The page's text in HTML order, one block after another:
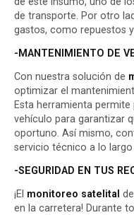
de transporte. Por otro
gastos, como repuestos
-MANTENIMIENTO DE
Con nuestra solución de
optimizar el
Esta herramienta
vehículo para garantizar
oportuno. Así mismo,
servicio técnico a lo
-SEGURIDAD EN TUS
¡El monitoreo satelital
en la carretera! Durante